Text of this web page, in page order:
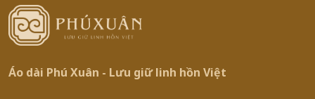
Áo dài Phú Xuân - Lưu giữ linh hồn Việt